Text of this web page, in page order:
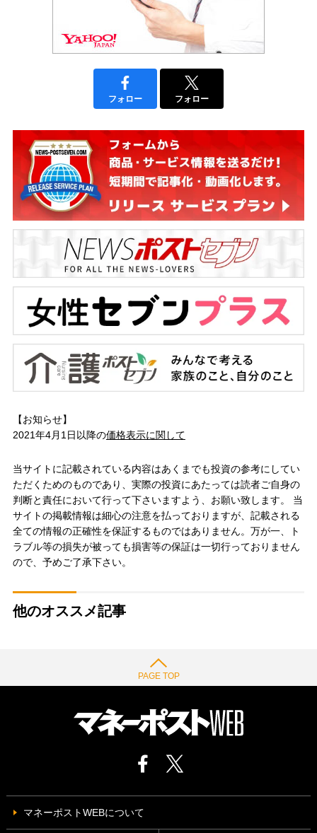
フォロー フォロー
【お知らせ】
2021年4月1日以降の価格表示に関して
当サイトに記載されている内容はあくまでも投資の参考にしてい
ただくためのものであり、実際の投資にあたっては読者ご自身の
判断と責任において行って下さいますよう、お願い致します。 当
サイトの掲載情報は細心の注意を払っておりますが、記載される
全ての情報の正確性を保証するものではありません。万が一、ト
ラブル等の損失が被っても損害等の保証は一切行っておりません
ので、予めご了承下さい。
他のオススメ記事
PAGE TOP
マネーポストWEBについて